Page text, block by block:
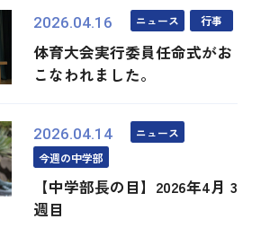
2026.04.16 ニュース 行事
体育大会実行委員任命式がお
こなわれました。
2026.04.14
ニュース
今週の中学部
【中学部長の目】2026年4月 3
週目